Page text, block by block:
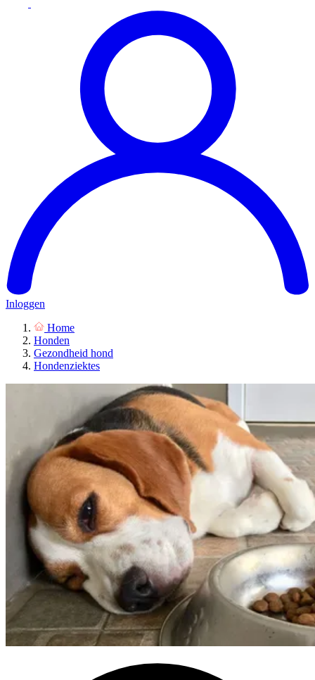
Inloggen
Home
Honden
Gezondheid hond
Hondenziektes